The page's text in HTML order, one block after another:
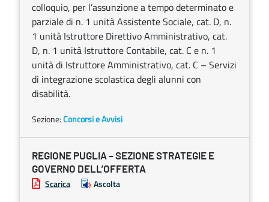
colloquio, per l’assunzione a tempo determinato e
parziale di n. 1 unità Assistente Sociale, cat. D, n.
1 unità Istruttore Direttivo Amministrativo, cat.
D, n. 1 unità Istruttore Contabile, cat. C e n. 1
unità di Istruttore Amministrativo, cat. C – Servizi
di integrazione scolastica degli alunni con
disabilità.
Sezione:Concorsi e Avvisi
REGIONE PUGLIA – SEZIONE STRATEGIE E
GOVERNO DELL’OFFERTA
Scarica Ascolta